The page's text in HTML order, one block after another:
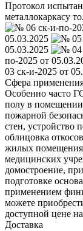
Протокол
металлокаркасу
05.03.2025
05.03.2025
по-2025 от
03 ск-и-2025 от
Сфера
Особенно часто
полу в
пожарной
стен, устройство
облицовка
жилых
медицинских
домостроение,
подготовке
применением
можете
доступной цене
Доставка